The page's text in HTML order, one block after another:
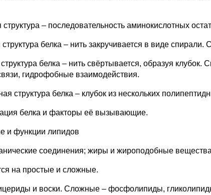
структура – последовательность аминокислотных
белка – нить закручивается в виде
белка – нить свёртывается, образуя
гидрофобные взаимодействия.
структура белка – клубок из нескольких
белка и факторы её вызывающие.
и функции липидов
соединения; жиры и жироподобные
на простые и сложные.
и воски. Сложные – фосфолипиды,